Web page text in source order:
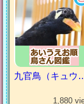
九官鳥（キュ
1,880